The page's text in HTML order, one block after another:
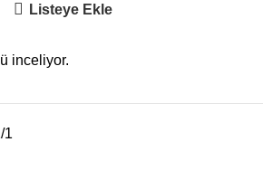
Listeye Ekle
inceliyor.
1